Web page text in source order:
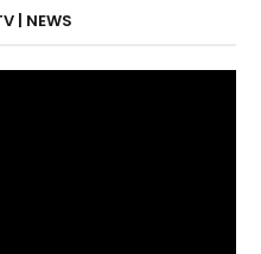
| NEWS